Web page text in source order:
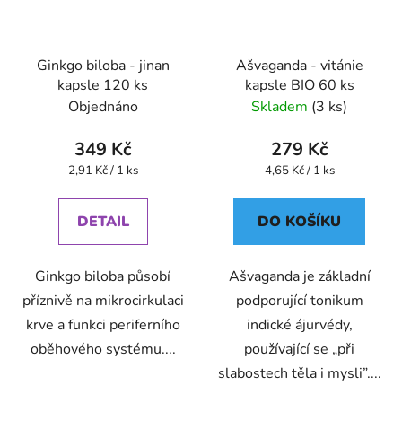
Ginkgo biloba - jinan
kapsle 120 ks
Objednáno
349 Kč
Měrná
2,91 Kč / 1 ks
DETAIL
Ginkgo biloba působí
příznivě na mikrocirkulaci
krve a funkci periferního
oběhového systému....
Ašvaganda - vitánie
kapsle BIO 60 ks
Skladem (3 ks)
279 Kč
Měrná
4,65 Kč / 1 ks
DO KOŠÍKU
Ašvaganda je základní
podporující tonikum
indické ájurvédy,
používající se „při
slabostech těla i mysli”....